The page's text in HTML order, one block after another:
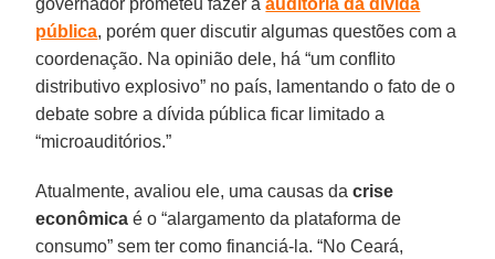
pública, porém quer discutir algumas questões com a
coordenação. Na opinião dele, há “um conflito
distributivo explosivo” no país, lamentando o fato de o
debate sobre a dívida pública ficar limitado a
“microauditórios.”
Atualmente, avaliou ele, uma causas dacrise
econômica é o “alargamento da plataforma de
consumo” sem ter como financiá-la. “No Ceará,